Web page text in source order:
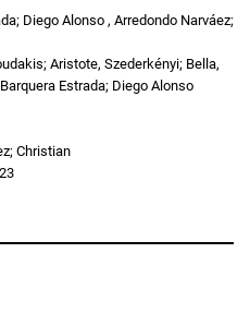
Diego Alonso , Arredondo Narváez;
Aristote, Szederkényi; Bella,
Estrada; Diego Alonso
Christian